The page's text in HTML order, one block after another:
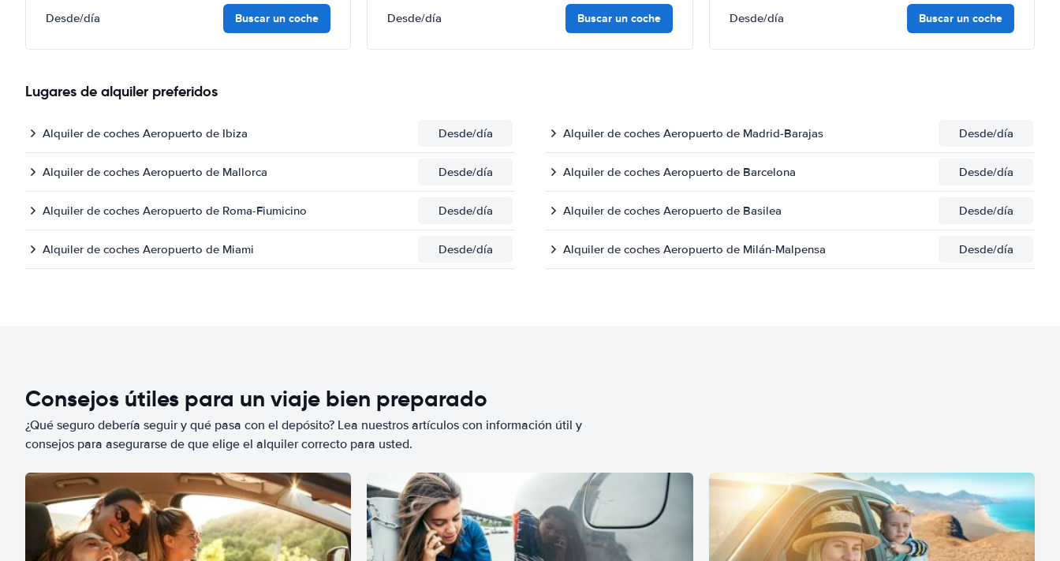
Desde/día Buscar un coche Desde/día Buscar un coche Desde/día Buscar un coche
Lugares de alquiler preferidos
Alquiler de coches Aeropuerto de Ibiza Desde/día Alquiler de coches Aeropuerto de Madrid-Barajas Desde/día
Alquiler de coches Aeropuerto de Mallorca Desde/día Alquiler de coches Aeropuerto de Barcelona Desde/día
Alquiler de coches Aeropuerto de Roma-Fiumicino Desde/día Alquiler de coches Aeropuerto de Basilea Desde/día
Alquiler de coches Aeropuerto de Miami Desde/día Alquiler de coches Aeropuerto de Milán-Malpensa Desde/día
Consejos útiles para un viaje bien preparado
¿Qué seguro debería seguir y qué pasa con el depósito? Lea nuestros artículos con información útil y
consejos para asegurarse de que elige el alquiler correcto para usted.